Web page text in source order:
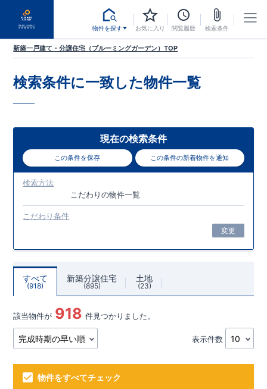
物件を探す お気に入り 閲覧履歴 検索条件
新築一戸建て・分譲住宅（ブルーミングガーデン）TOP
検索条件に一致した物件一覧
現在の検索条件
この条件を保存 この条件の新着物件を通知
検索方法
こだわりの物件一覧
こだわり条件
変更
すべて
918
新築分譲住宅
895
土地
23
該当物件が 918 件見つかりました。
表示件数
物件をすべてチェック